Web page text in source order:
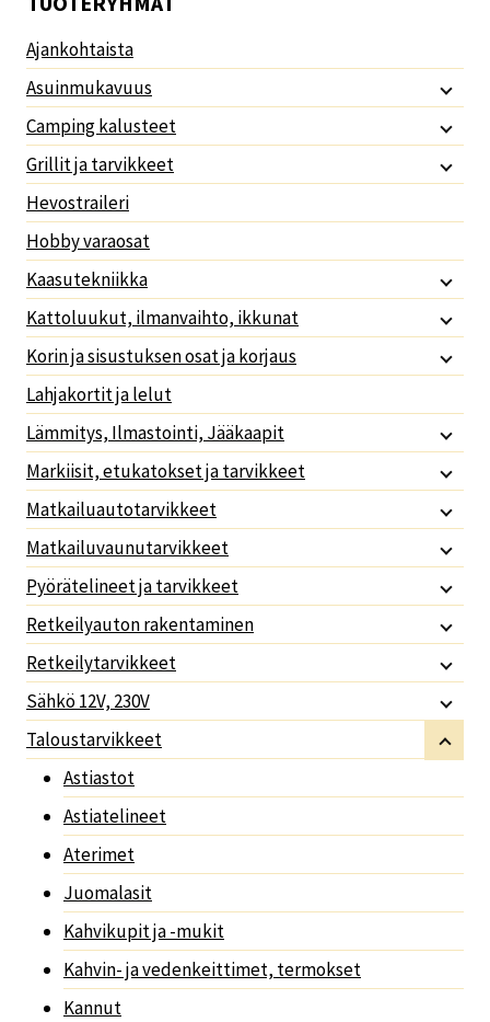
Ajankohtaista
Asuinmukavuus
Camping kalusteet
Grillit ja tarvikkeet
Hevostraileri
Hobby varaosat
Kaasutekniikka
Kattoluukut, ilmanvaihto, ikkunat
Korin ja sisustuksen osat ja korjaus
Lahjakortit ja lelut
Lämmitys, Ilmastointi, Jääkaapit
Markiisit, etukatokset ja tarvikkeet
Matkailuautotarvikkeet
Matkailuvaunutarvikkeet
Pyörätelineet ja tarvikkeet
Retkeilyauton rakentaminen
Retkeilytarvikkeet
Sähkö 12V, 230V
Taloustarvikkeet
Astiastot
Astiatelineet
Aterimet
Juomalasit
Kahvikupit ja -mukit
Kahvin- ja vedenkeittimet, termokset
Kannut